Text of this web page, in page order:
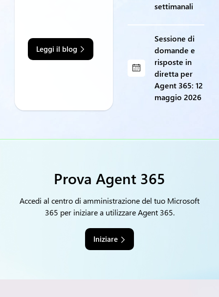
Leggi il blog
settimanali
Sessione di
domande e
risposte in
diretta per
Agent 365: 12
maggio 2026
Prova Agent 365
Accedi al centro di amministrazione del tuo Microsoft
365 per iniziare a utilizzare Agent 365.
Iniziare